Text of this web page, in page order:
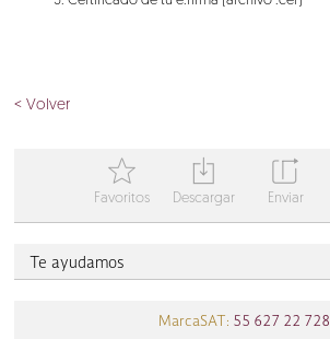
< Volver
T
Favoritos
Y
Descargar
Z
Enviar
Te ayudamos
MarcaSAT: 55 627 22 728